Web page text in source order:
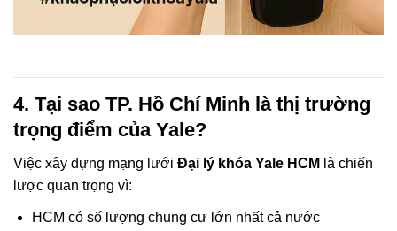
4. Tại sao TP. Hồ Chí Minh là thị trường
trọng điểm của Yale?
Việc xây dựng mạng lưới Đại lý khóa Yale HCM là chiến
lược quan trọng vì:
HCM có số lượng chung cư lớn nhất cả nước